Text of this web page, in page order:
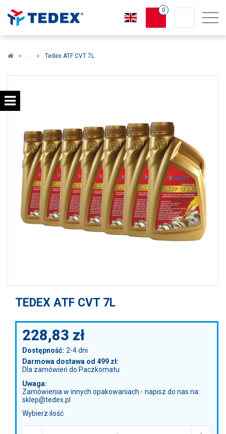
0
Koszyk
info:Twój koszyk jest pusty! ×
Tedex ATF CVT 7L
TEDEX ATF CVT 7L
228,83 zł
Dostępność: 2-4 dni
Darmowa dostawa od 499 zł:
Dla zamówień do Paczkomatu
Uwaga:
Zamówienia w innych opakowaniach - napisz do nas na:
sklep@tedex.pl
Wybierz ilość